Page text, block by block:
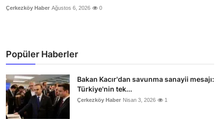
Çerkezköy Haber Ağustos 6, 2026 0
Popüler Haberler
Bakan Kacır'dan savunma sanayii mesajı:
Türkiye'nin tek...
Çerkezköy Haber Nisan 3, 2026 1